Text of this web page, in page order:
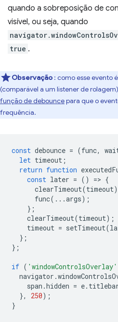
quando a sobreposição de
visível, ou seja, quando
true .
Observação : como esse evento
(comparável a um listener de
função de debouncepara que o
frequência.
const debounce = (func,
let timeout ;
return function
const later = () => {
clearTimeout(timeout
func(...args);
};
clearTimeout(timeout);
timeout = setTimeout(
};
};
if ( 'windowControlsOverlay'
navigator .
span .hidden = e.
},
250);
}